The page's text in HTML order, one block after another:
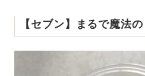
【セブン】まるで魔法